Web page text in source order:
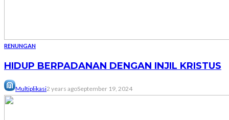
RENUNGAN
HIDUP BERPADANAN DENGAN INJIL KRISTUS
Multiplikasi2 years agoSeptember 19, 2024